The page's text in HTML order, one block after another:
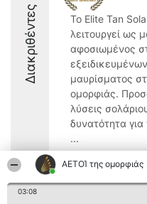
ΑΕΤΟΊ της ομορφιάς
03:08
Διακριθέντες
Το Elite Tan
λειτουργεί ως
αφοσιωμένος
μαυρίσματος
ομορφιάς.
λύσεις
δυνατότητα
...
9.1